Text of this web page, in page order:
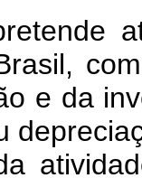
e da